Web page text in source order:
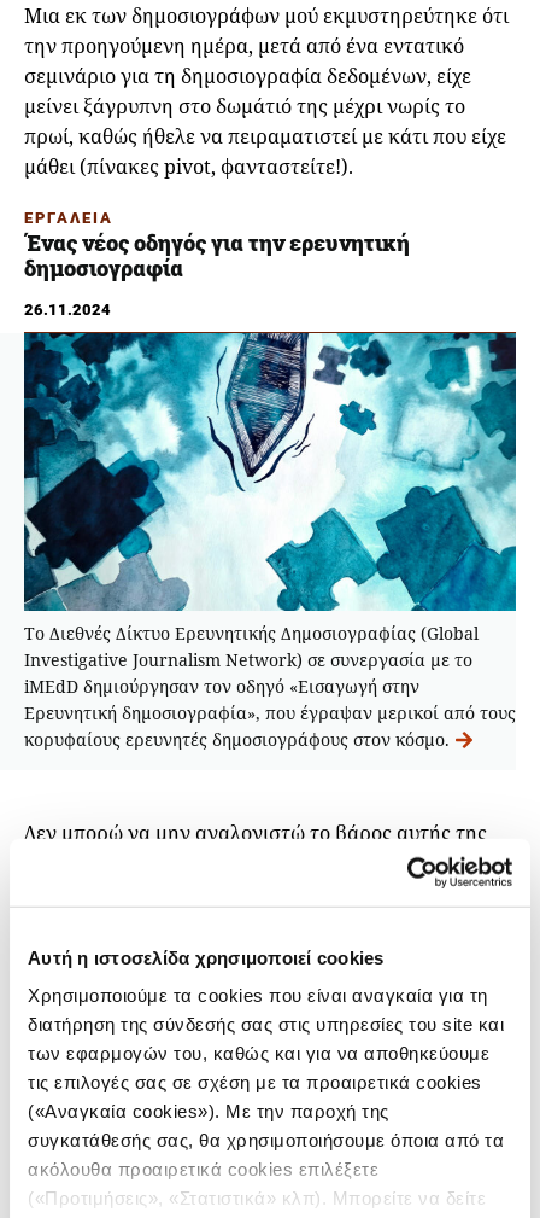
Αυτή η ιστοσελίδα χρησιμοποιεί cookies
Χρησιμοποιούμε τα cookies που είναι αναγκαία για τη
διατήρηση της σύνδεσής σας στις υπηρεσίες του site και
των εφαρμογών του, καθώς και για να αποθηκεύουμε
τις επιλογές σας σε σχέση με τα προαιρετικά cookies
(«Αναγκαία cookies»). Με την παροχή της
συγκατάθεσής σας, θα χρησιμοποιήσουμε όποια από τα
ακόλουθα προαιρετικά cookies επιλέξετε
(«Προτιμήσεις», «Στατιστικά» κλπ). Μπορείτε να δείτε
Μια εκ των δημοσιογράφων μού εκμυστηρεύτηκε ότι
την προηγούμενη ημέρα, μετά από ένα εντατικό
σεμινάριο για τη δημοσιογραφία δεδομένων, είχε
μείνει ξάγρυπνη στο δωμάτιό της μέχρι νωρίς το
πρωί, καθώς ήθελε να πειραματιστεί με κάτι που είχε
μάθει (πίνακες pivot, φανταστείτε!).
ΕΡΓΑΛΕΙΑ
Ένας νέος οδηγός για την ερευνητική
δημοσιογραφία
26.11.2024
Το Διεθνές Δίκτυο Ερευνητικής Δημοσιογραφίας (Global
Investigative Journalism Network) σε συνεργασία με το
iMEdD δημιούργησαν τον οδηγό «Εισαγωγή στην
Ερευνητική δημοσιογραφία», που έγραψαν μερικοί από τους
κορυφαίους ερευνητές δημοσιογράφους στον κόσμο.
Δεν μπορώ να μην αναλογιστώ το βάρος αυτής της
αντίφασης: μοιάζει σαν να μην χρειαζόμασταν ποτέ
τη δημοσιογραφία -για να ενεργεί ως τέταρτη
τους, να αποκαλύπτει την αδικία και την ανισότητα
και να φέρνει στο φως αποκρυμμένες πληροφορίες
που το κοινό έχει δικαίωμα να γνωρίζει. Και ποτέ δεν
υπήρχαν τόσα πολλά τεχνολογικά εργαλείαστη
διάθεσή μας για να κάνουμε σωστή, διεξοδική
έρευνα.
Ωστόσο, οι παραδοσιακές αίθουσες σύνταξης
συρρικνώνονται, οι πόροι μειώνονται, οι πλατφόρμες